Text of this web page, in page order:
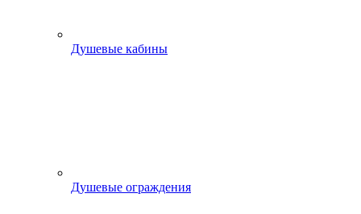
Душевые кабины
Душевые ограждения